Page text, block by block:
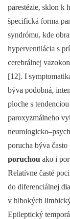
parestézie, sklon k
špecifická forma
syndrómu, kde
hyperventilácia s
cerebrálnej
[12]. I
býva podobná,
ploche s
paroxyzmálneho
porucha býva
poruchou ako i
Relatívne časté
do diferenciálnej
v hlbokých
Epileptický